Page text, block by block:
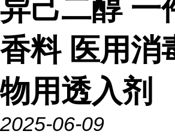
异己二醇 一
香料 医用消
物用透入剂
2025-06-09